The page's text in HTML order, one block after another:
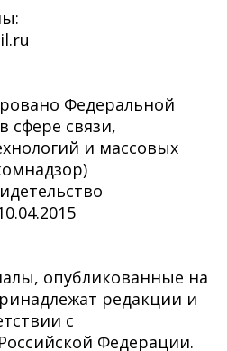
Федеральной
сфере связи,
и массовых
опубликованные на
редакции и
с
Федерации.